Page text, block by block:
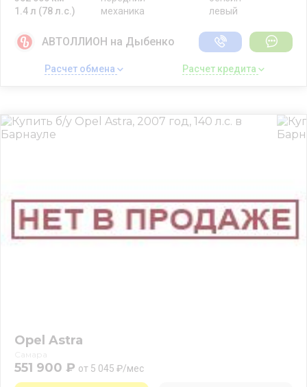
1.4 л (78 л.с.)
механика
левый
АВТОЛЛИОН на Дыбенко
Расчет обмена Расчет кредита
Opel Astra
Самара
551 900 ₽ от 5 045 ₽/мес